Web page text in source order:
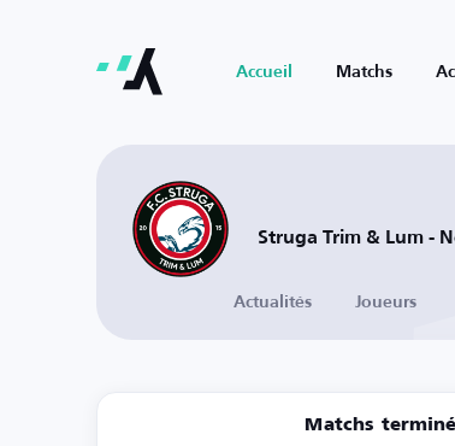
Accueil Matchs
Struga Trim & Lum -
Actualités Joueurs
Matchs